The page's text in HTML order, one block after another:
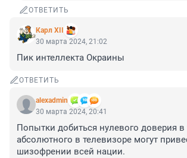
ОТВЕТИТЬ
Карл XII
30 марта 2024, 21:02
Пик интеллекта Окраины
ОТВЕТИТЬ
alexadmin
30 марта 2024, 20:41
Попытки добиться нулевого доверия в
абсолютного в телевизоре могут
шизофрении всей нации.